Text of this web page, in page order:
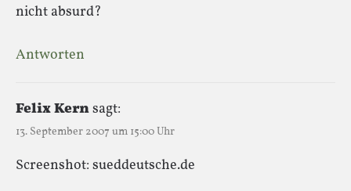
nicht absurd?
Antworten
Felix Kernsagt:
13. September 2007 um 15:00 Uhr
Screenshot: sueddeutsche.de